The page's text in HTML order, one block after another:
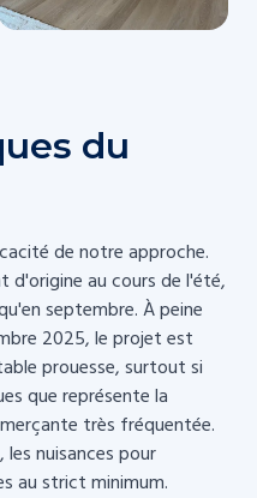
du
de notre approche.
d'origine au cours de l'été,
septembre. À peine
2025, le projet est
prouesse, surtout si
que représente la
très fréquentée.
nuisances pour
au strict minimum.